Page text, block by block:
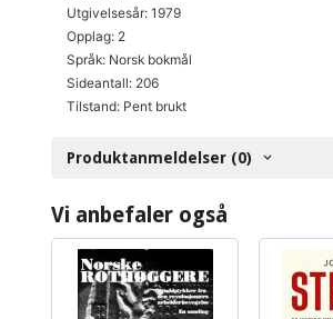
Utgivelsesår: 1979
Opplag: 2
Språk: Norsk bokmål
Sideantall: 206
Tilstand: Pent brukt
Produktanmeldelser (0)
Vi anbefaler også